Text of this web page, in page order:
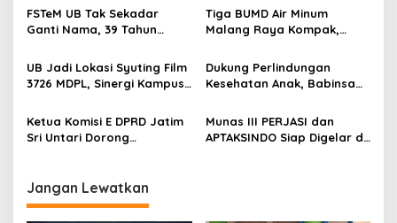
v
i
g
a
t
i
n
FSTeM UB Tak Sekadar
Ganti Nama, 39 Tahun
Trendsetter Sains dan
Teknologi
Tiga BUMD Air Minum
Malang Raya Kompak,
Tapi Juga Prestasi
UB Jadi Lokasi Syuting Film
3726 MDPL, Sinergi Kampus
Hadirkan Pengalaman
Nyata bagi Mahasiswa
Dukung Perlindungan
Kesehatan Anak, Babinsa
Imunisasi 2026
Ketua Komisi E DPRD Jatim
Sri Untari Dorong
Terdepan Layanan
Kesehatan
Munas III PERJASI dan
APTAKSINDO Siap Digelar di
Jangan Lewatkan